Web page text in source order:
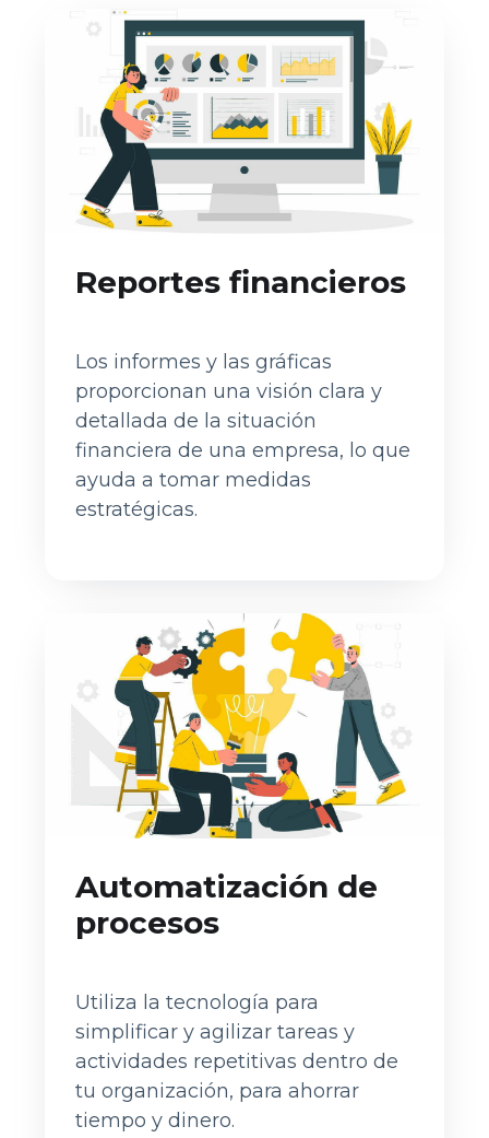
Reportes financieros
Los informes y las gráficas
proporcionan una visión clara y
detallada de la situación
financiera de una empresa, lo que
ayuda a tomar medidas
estratégicas.
Automatización de
procesos
Utiliza la tecnología para
simplificar y agilizar tareas y
actividades repetitivas dentro de
tu organización, para ahorrar
tiempo y dinero.